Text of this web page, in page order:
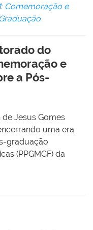
Comemoração e
do
e
a Pós-
de Jesus Gomes
uma era
graduação
(PPGMCF) da